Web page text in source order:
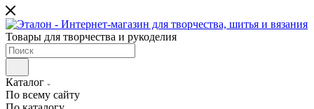
Товары для творчества и рукоделия
Каталог
По всему сайту